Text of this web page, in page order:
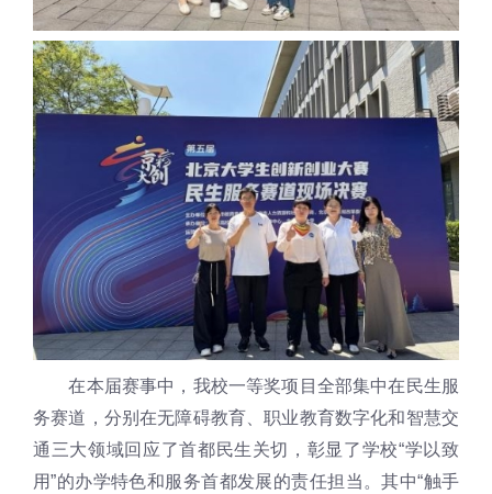
在本届赛事中，我校一等奖项目全部集中在民生服
务赛道，分别在无障碍教育、职业教育数字化和智慧交
通三大领域回应了首都民生关切，彰显了学校“学以致
用”的办学特色和服务首都发展的责任担当。其中“触手